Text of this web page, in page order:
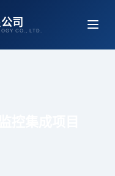
司
CO., LTD.
控集成项目